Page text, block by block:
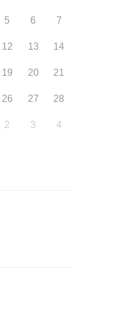
5 6 7
12 13 14
19 20 21
26 27 28
2 3 4